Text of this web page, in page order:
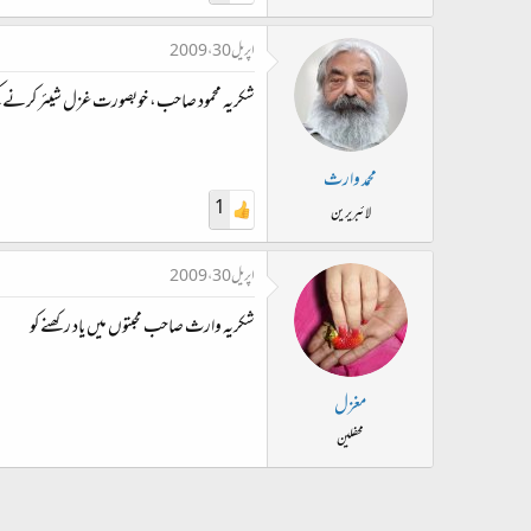
محمد وارث
لائبریرین
اپریل 30، 2009
شکریہ محمود صاحب، خوبصورت غزل شیئر کرنے
1
مغزل
محفلین
اپریل 30، 2009
شکریہ وارث صاحب محبتوں میں یاد رکھنے کو